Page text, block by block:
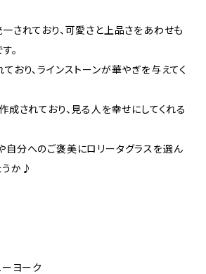
されており、可愛さと上品さをあわせも
。
おり、ラインストーンが華やぎを与えてく
成されており、見る人を幸せにしてくれる
自分へのご褒美にロリータグラスを選ん
うか♪
ーヨーク